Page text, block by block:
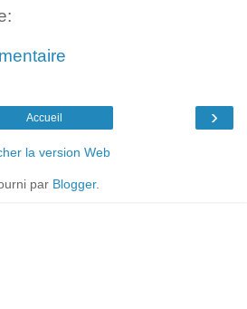
›
Accueil
la version Web
par Blogger.